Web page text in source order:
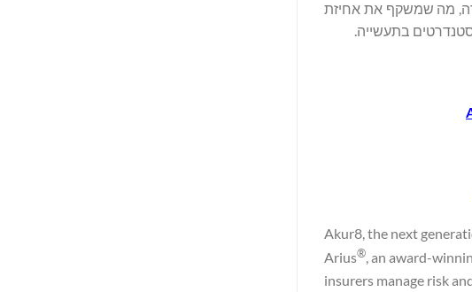
ובקנדה, מה שמשקף את אחיזת
Akur8, the next
Arius®, an award-
insurers manage risk